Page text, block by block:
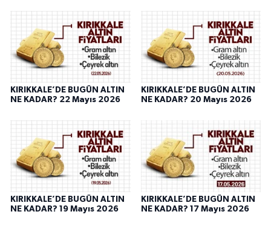
KIRIKKALE’DE BUGÜN ALTIN
NE KADAR? 22 Mayıs 2026
KIRIKKALE’DE BUGÜN ALTIN
NE KADAR? 20 Mayıs 2026
KIRIKKALE’DE BUGÜN ALTIN
NE KADAR? 19 Mayıs 2026
KIRIKKALE’DE BUGÜN ALTIN
NE KADAR? 17 Mayıs 2026